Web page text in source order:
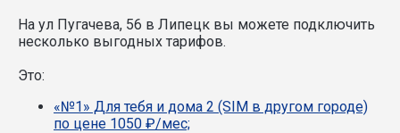
На ул Пугачева, 56 в Липецк вы можете подключить
несколько выгодных тарифов.
Это:
«№1» Для тебя и дома 2 (SIM в другом городе)
по цене 1050 ₽/мес;